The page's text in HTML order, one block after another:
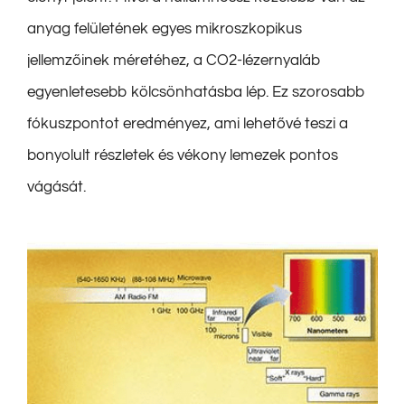
anyag felületének egyes mikroszkopikus
jellemzőinek méretéhez, a CO2-lézernyaláb
egyenletesebb kölcsönhatásba lép. Ez szorosabb
fókuszpontot eredményez, ami lehetővé teszi a
bonyolult részletek és vékony lemezek pontos
vágását.